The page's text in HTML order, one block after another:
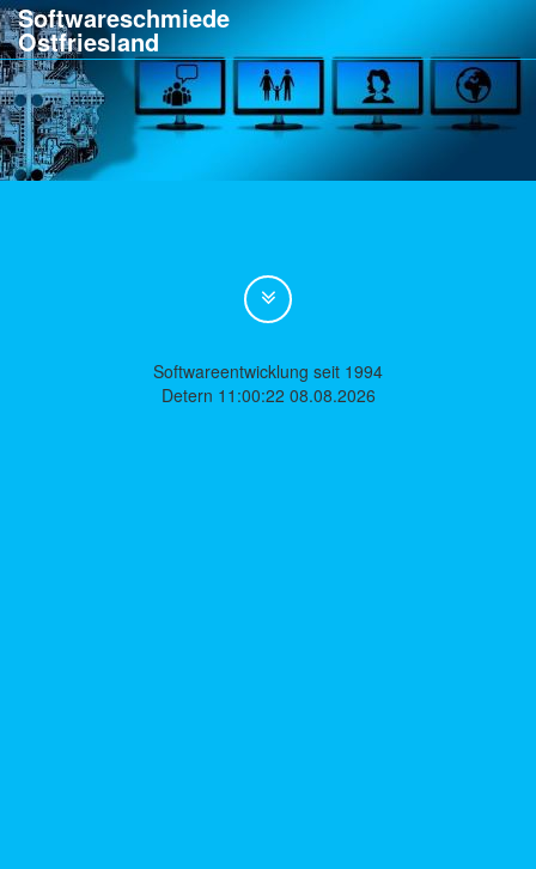
Softwareschmiede
Ostfriesland
Softwareentwicklung seit 1994
Detern 11:00:22 08.08.2026